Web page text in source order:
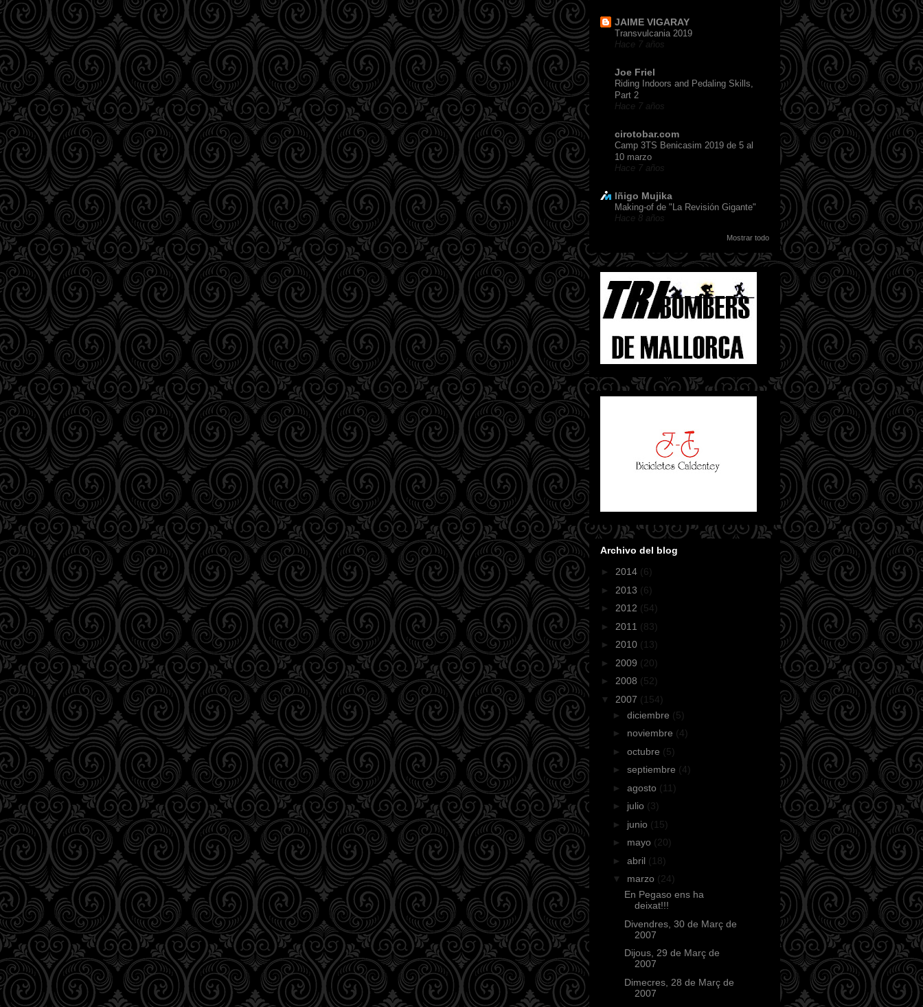
JAIME VIGARAY
Transvulcania 2019
Hace 7 años
Joe Friel
Riding Indoors and Pedaling Skills,
Part 2
Hace 7 años
cirotobar.com
Camp 3TS Benicasim 2019 de 5 al
10 marzo
Hace 7 años
Iñigo Mujika
Making-of de "La Revisión Gigante"
Hace 8 años
Mostrar todo
Archivo del blog
► 2014 (6)
► 2013 (6)
► 2012 (54)
► 2011 (83)
► 2010 (13)
► 2009 (20)
► 2008 (52)
▼ 2007 (154)
► diciembre (5)
► noviembre (4)
► octubre (5)
► septiembre (4)
► agosto (11)
► julio (3)
► junio (15)
► mayo (20)
► abril (18)
▼ marzo (24)
En Pegaso ens ha
deixat!!!
Divendres, 30 de Març de
2007
Dijous, 29 de Març de
2007
Dimecres, 28 de Març de
2007